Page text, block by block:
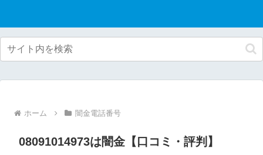
ホーム 闇金電話番号
08091014973は闇金【口コミ・評判】